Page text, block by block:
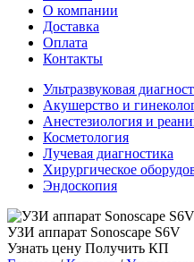
О компании
Доставка
Оплата
Контакты
Ультразвуковая
Акушерство и
Анестезиология и
Косметология
Лучевая диагностика
Хирургическое
Эндоскопия
УЗИ аппарат Sonoscape S6V
Узнать цену Получить КП